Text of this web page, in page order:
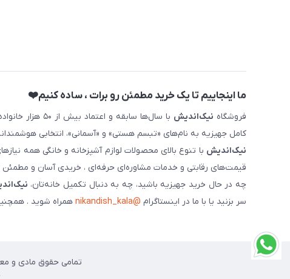
ما اینجاییم تا یک خرید مطمئن رو برات ، ساده کنیم❤️
فروشگاه نیک‌اندیش
با سال‌ها
کامل جهیزیه به نام‌های «تبسم هستی» و «آسمانی»، انتخابی
نیک‌اندیش با تنوع بالای محصولات لوازم آشپزخانه و خانگی همه
قیمت‌های رقابتی و خدمات مشاوره‌ای حرفه‌ای ، خریدی آسان و مطمئن
چه در حال خرید جهیزیه باشید، چه به دنبال تکمیل خانه‌تان،
سر بزنید یا با ما در اینستاگرام @nikandish_kala همراه شوید .
تمامی حقوق مادی و